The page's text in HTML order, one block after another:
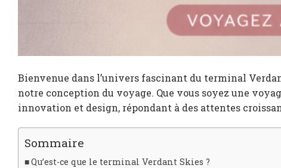
Bienvenue dans l’univers fascinant du terminal
notre conception du voyage. Que vous soyez une
innovation et design, répondant à des attentes
Sommaire
Qu’est-ce que le terminal Verdant Skies ?